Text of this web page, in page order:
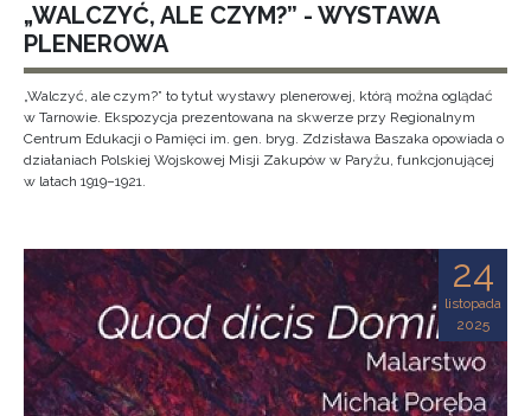
„WALCZYĆ, ALE CZYM?” - WYSTAWA
PLENEROWA
„Walczyć, ale czym?” to tytuł wystawy plenerowej, którą można oglądać
w Tarnowie. Ekspozycja prezentowana na skwerze przy Regionalnym
Centrum Edukacji o Pamięci im. gen. bryg. Zdzisława Baszaka opowiada o
działaniach Polskiej Wojskowej Misji Zakupów w Paryżu, funkcjonującej
w latach 1919–1921.
24
listopada
2025